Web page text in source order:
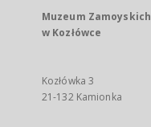
Muzeum Zamoyskich
w Kozłówce
Kozłówka 3
21-132 Kamionka